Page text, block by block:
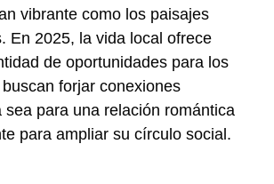
vibrante como los paisajes
En 2025, la vida local ofrece
de oportunidades para los
forjar conexiones
sea para una relación romántica
para ampliar su círculo social.